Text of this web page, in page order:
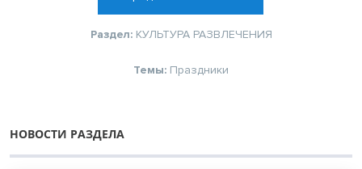
Раздел: КУЛЬТУРА РАЗВЛЕЧЕНИЯ
Темы: Праздники
НОВОСТИ РАЗДЕЛА